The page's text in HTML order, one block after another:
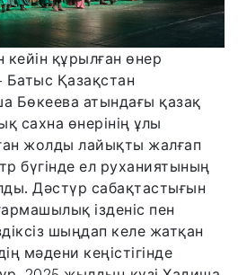
кейін құрылған өнер
Қазақстан
Бөкеева атындағы қазақ
сахна өнерінің ұлы
жолды лайықты жалғап
бүгінде ел руханиятының
Дәстүр сабақтастығын
ізденіс пен
шыңдап келе жатқан
мәдени кеңістігінде